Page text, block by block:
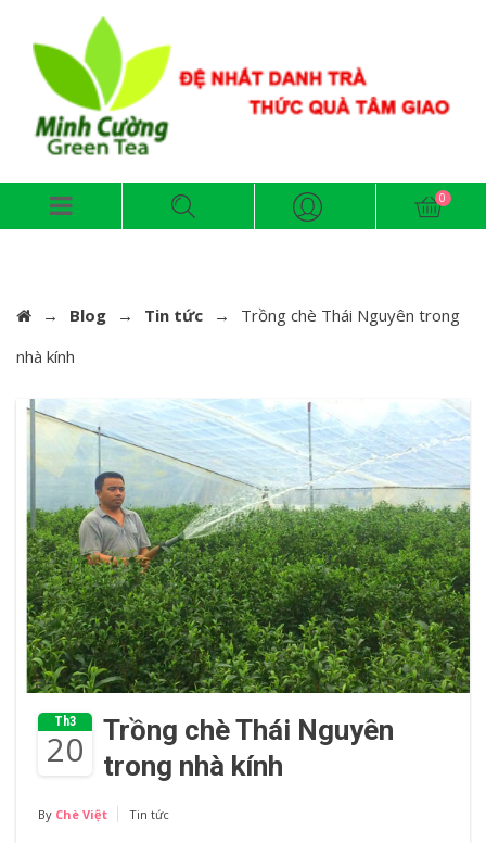
→ Blog → Tin tức →
Trồng chè Thái Nguyên trong
nhà kính
Th3
20
Trồng chè Thái Nguyên
trong nhà kính
By Chè Việt Tin tức